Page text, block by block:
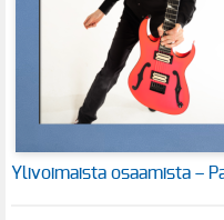
Ylivoimaista osaamista –